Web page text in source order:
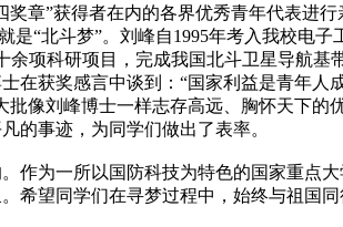
”获得者在内的各界优秀青年代表进
是“北斗梦”。刘峰自1995年考入我校电
项科研项目，完成我国北斗卫星导航
在获奖感言中谈到：“国家利益是青年
像刘峰博士一样志存高远、胸怀天下
的事迹，为同学们做出了表率。
为一所以国防科技为特色的国家重点
希望同学们在寻梦过程中，始终与祖国同